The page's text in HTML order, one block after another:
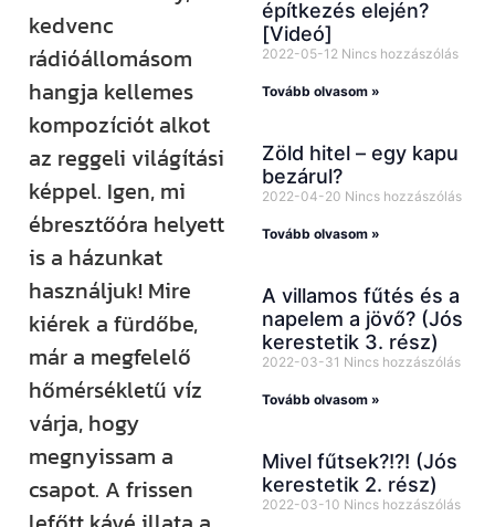
kedvenc
rádióállomásom
hangja kellemes
kompozíciót alkot
az reggeli világítási
képpel. Igen, mi
ébresztőóra helyett
is a házunkat
használjuk! Mire
kiérek a fürdőbe,
már a megfelelő
hőmérsékletű víz
várja, hogy
megnyissam a
csapot. A frissen
építkezés elején?
[Videó]
2022-05-12 Nincs hozzászólás
Tovább olvasom »
Zöld hitel – egy kapu
bezárul?
2022-04-20 Nincs hozzászólás
Tovább olvasom »
A villamos fűtés és a
napelem a jövő? (Jós
kerestetik 3. rész)
2022-03-31 Nincs hozzászólás
Tovább olvasom »
Mivel fűtsek?!?! (Jós
kerestetik 2. rész)
2022-03-10 Nincs hozzászólás